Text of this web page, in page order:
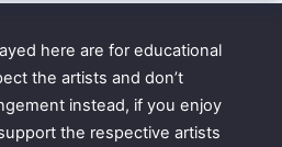
here are for educational
the artists and don’t
instead, if you enjoy
the respective artists